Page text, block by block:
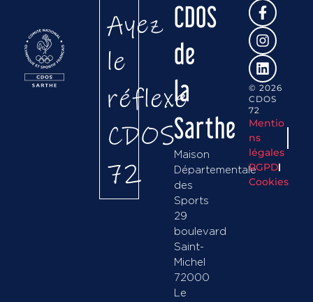
Ayez
le
réflexe
CDOS
72
CDOS
de
la
Sarthe
Maison
Départementale
des
Sports
29
boulevard
Saint-
Michel
72000
Le
© 2026
CDOS
72
Mentio
ns
légales
RGPD
Cookies